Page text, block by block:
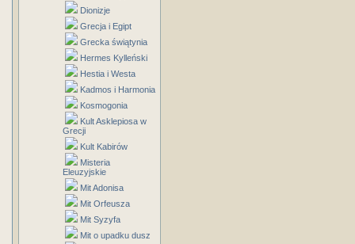
Dionizje
Grecja i Egipt
Grecka świątynia
Hermes Kylleński
Hestia i Westa
Kadmos i Harmonia
Kosmogonia
Kult Asklepiosa w
Grecji
Kult Kabirów
Misteria
Eleuzyjskie
Mit Adonisa
Mit Orfeusza
Mit Syzyfa
Mit o upadku dusz